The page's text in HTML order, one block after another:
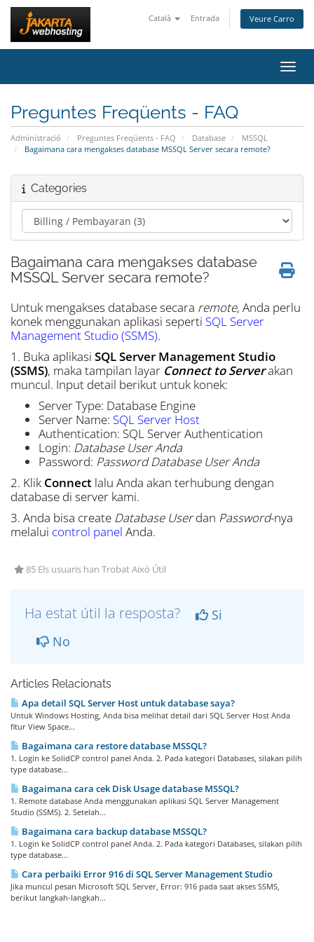
Català Entrada Veure Carro
Preguntes Freqüents - FAQ
Administració Preguntes Freqüents - FAQ Database
MSSQL
Bagaimana cara mengakses database MSSQL Server secara remote?
Categories
Bagaimana cara mengakses database
MSSQL Server secara remote?
Untuk mengakses database secara remote, Anda perlu
konek menggunakan aplikasi seperti SQL Server
Management Studio (SSMS).
1. Buka aplikasi SQL Server Management Studio
(SSMS), maka tampilan layar Connect to Serverakan
muncul. Input detail berikut untuk konek:
Server Type: Database Engine
Server Name: SQL Server Host
Authentication: SQL Server Authentication
Login: Database User Anda
Password: Password Database User Anda
2. Klik Connect lalu Anda akan terhubung dengan
database di server kami.
3. Anda bisa create Database Userdan Password-nya
melalui control panel Anda.
85 Els usuaris han Trobat Això Útil
Ha estat útil la resposta?
Si
No
Articles Relacionats
Apa detail SQL Server Host untuk database saya?
Untuk Windows Hosting, Anda bisa melihat detail dari SQL Server Host Anda
fitur View Space...
Bagaimana cara restore database MSSQL?
1. Login ke SolidCP control panel Anda. 2. Pada kategori Databases, silakan pilih
type database...
Bagaimana cara cek Disk Usage database MSSQL?
1. Remote database Anda menggunakan aplikasi SQL Server Management
Studio (SSMS). 2. Setelah...
Bagaimana cara backup database MSSQL?
1. Login ke SolidCP control panel Anda. 2. Pada kategori Databases, silakan pilih
type database...
Cara perbaiki Error 916 di SQL Server Management Studio
Jika muncul pesan Microsoft SQL Server, Error: 916 pada saat akses SSMS,
berikut langkah-langkah...